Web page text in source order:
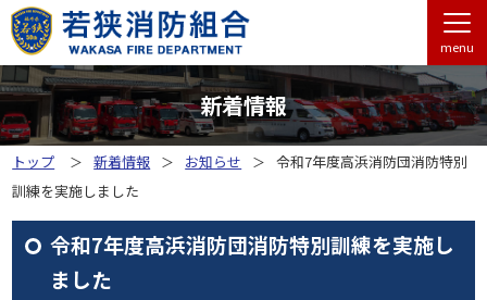
menu
新着情報
トップ 新着情報 お知らせ
令和7年度高浜消防団消防特別
訓練を実施しました
令和7年度高浜消防団消防特別訓練を実施し
ました